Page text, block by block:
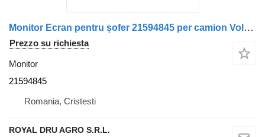
Monitor Ecran pentru șofer 21594845 per camion Volvo – Display șofer Volvo
Prezzo su richiesta
Monitor
21594845
Romania, Cristesti
ROYAL DRU AGRO S.R.L.